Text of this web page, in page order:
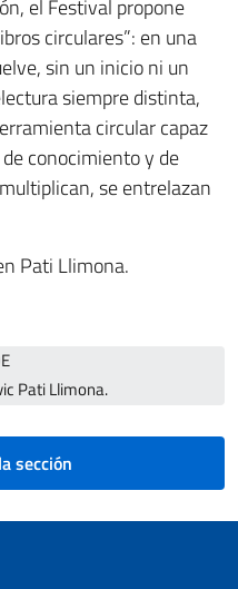
el Festival propone
circulares”: en una
sin un inicio ni un
siempre distinta,
circular capaz
conocimiento y de
se entrelazan
Pati Llimona.
Pati Llimona.
sección